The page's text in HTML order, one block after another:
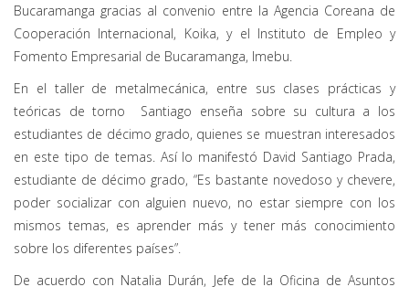
Bucaramanga gracias al convenio entre la Agencia Coreana de
Cooperación Internacional, Koika, y el Instituto de Empleo y
Fomento Empresarial de Bucaramanga, Imebu.
En el taller de metalmecánica, entre sus clases prácticas y
teóricas de torno Santiago enseña sobre su cultura a los
estudiantes de décimo grado, quienes se muestran interesados
en este tipo de temas. Así lo manifestó David Santiago Prada,
estudiante de décimo grado, “Es bastante novedoso y chevere,
poder socializar con alguien nuevo, no estar siempre con los
mismos temas, es aprender más y tener más conocimiento
sobre los diferentes países”.
De acuerdo con Natalia Durán, Jefe de la Oficina de Asuntos